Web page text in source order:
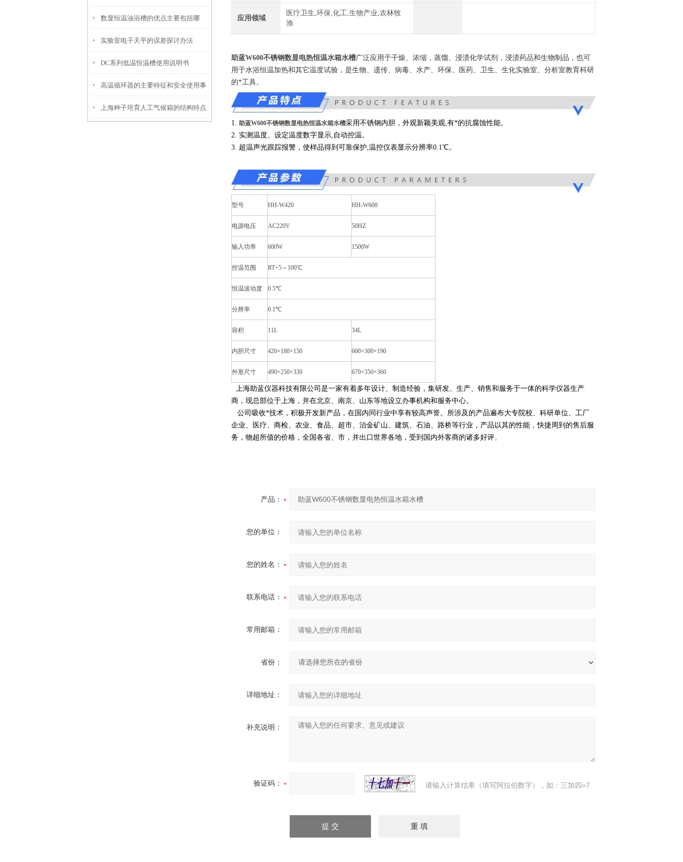
及如何使用它
数显恒温油浴槽的优点主要包括哪
些？
实验室电子天平的误差探讨办法
DC系列低温恒温槽使用说明书
高温循环器的主要特征和安全使用事
项
上海种子培育人工气候箱的结构特点
应用领域
医疗卫生,环保,化工,生物产业,农林牧
渔
助蓝W600不锈钢数显电热恒温水箱水槽广泛应用于干燥、浓缩，蒸馏、浸渍化学试剂，浸渍药品和生物制品，也可
用于水浴恒温加热和其它温度试验，是生物、遗传、病毒、水产、环保、医药、卫生、生化实验室、分析室教育科研
的*工具。
1. 助蓝W600不锈钢数显电热恒温水箱水槽采用不锈钢内胆，外观新颖美观,有*的抗腐蚀性能。
2. 实测温度、设定温度数字显示,自动控温。
3. 超温声光跟踪报警，使样品得到可靠保护,温控仪表显示分辨率0.1℃。
型号 HH-W420 HH-W600
电源电压 AC220V 50HZ
输入功率 600W 1500W
控温范围 RT+5～100℃
恒温波动度 0.5℃
分辨率 0.1℃
容积 11L 34L
内胆尺寸 420×180×150 600×300×190
外形尺寸 490×250×330 670×350×360
上海助蓝仪器科技有限公司是一家有着多年设计、制造经验，集研发、生产、销售和服务于一体的科学仪器生产
商，现总部位于上海，并在北京、南京、山东等地设立办事机构和服务中心。
公司吸收*技术，积极开发新产品，在国内同行业中享有较高声誉。所涉及的产品遍布大专院校、科研单位、工厂
企业、医疗、商检、农业、食品、超市、治金矿山、建筑、石油、路桥等行业，产品以其的性能，快捷周到的售后服
务，物超所值的价格，全国各省、市，并出口世界各地，受到国内外客商的诸多好评。
产品：
您的单位：
您的姓名：
联系电话：
常用邮箱：
省份：
详细地址：
补充说明：
验证码： 请输入计算结果（填写阿拉伯数字），如：三加四=7